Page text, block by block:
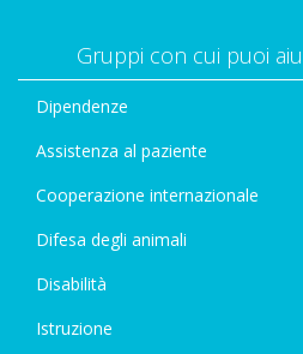
Gruppi con cui puoi
Dipendenze
Assistenza al paziente
Cooperazione internazionale
Difesa degli animali
Disabilità
Istruzione